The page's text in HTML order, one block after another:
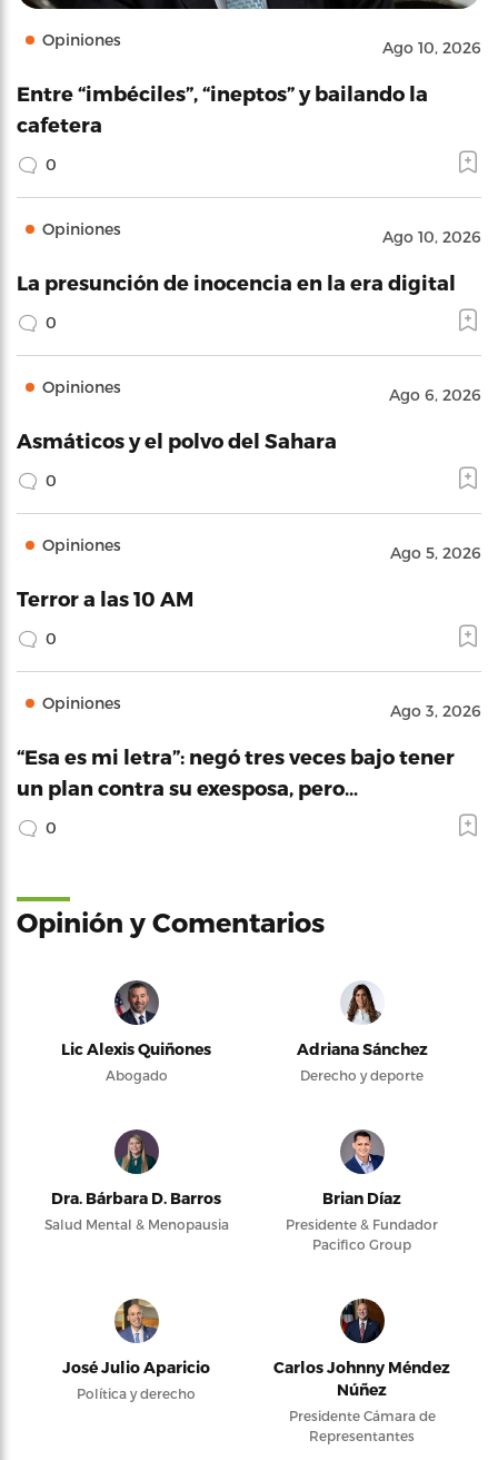
Opiniones Ago 10, 2026
Entre “imbéciles”, “ineptos” y bailando la
cafetera
0
Opiniones Ago 10, 2026
La presunción de inocencia en la era digital
0
Opiniones Ago 6, 2026
Asmáticos y el polvo del Sahara
0
Opiniones Ago 5, 2026
Terror a las 10 AM
0
Opiniones Ago 3, 2026
“Esa es mi letra”: negó tres veces bajo tener
un plan contra su exesposa, pero…
0
Opinión y Comentarios
Lic Alexis Quiñones
Abogado
Adriana Sánchez
Derecho y deporte
Dra. Bárbara D. Barros
Salud Mental & Menopausia
Brian Díaz
Presidente & Fundador
Pacifico Group
José Julio Aparicio
Política y derecho
Carlos Johnny Méndez
Núñez
Presidente Cámara de
Representantes